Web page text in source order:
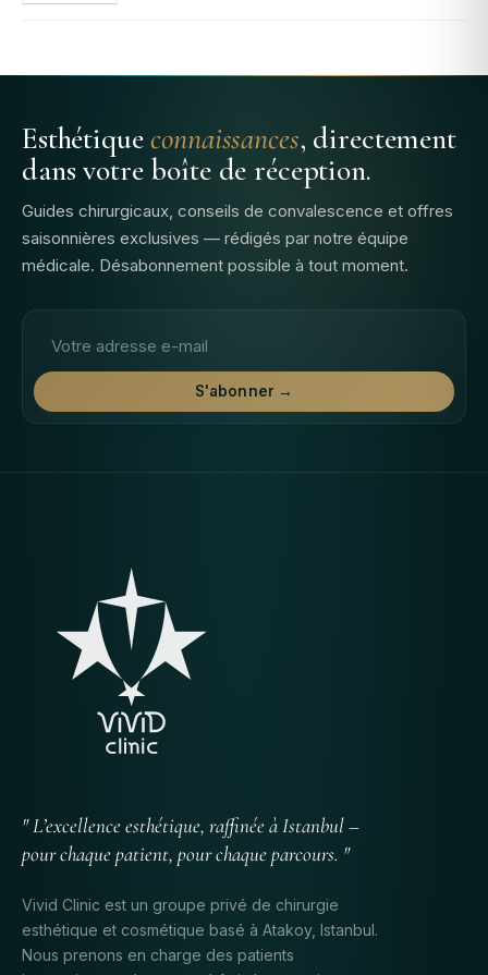
Esthétiqueconnaissances, directement
dans votre boîte de réception.
Guides chirurgicaux, conseils de convalescence et offres
saisonnières exclusives — rédigés par notre équipe
médicale. Désabonnement possible à tout moment.
S'abonner →
" L’excellence esthétique, raffinée à Istanbul –
pour chaque patient, pour chaque parcours. "
Vivid Clinic est un groupe privé de chirurgie
esthétique et cosmétique basé à Atakoy, Istanbul.
Nous prenons en charge des patients